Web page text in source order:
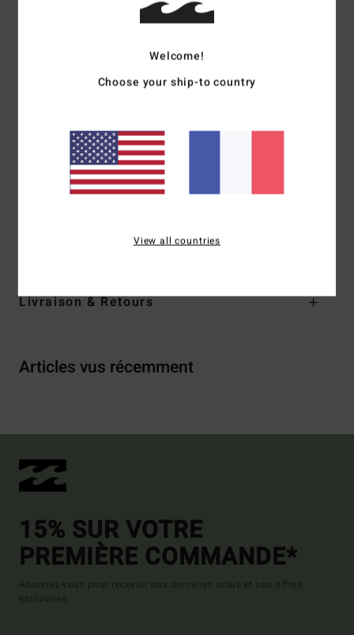
viscose plissée
coupe fluide
Logo :plaque en métal
Autres caractéristiques : volants à plusieurs niveaux sur
Traçabilité du produit (Loi Agec)
Livraison & Retours
Articles vus récemment
15% SUR VOTRE
PREMIÈRE COMMANDE*
Abonnez-vous pour recevoir nos dernières actus et nos offres
exclusives.
Welcome!
Choose your ship-to country
View all countries